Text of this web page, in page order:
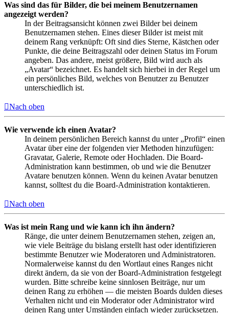
Was sind das für Bilder, die bei meinem Benutzernamen
angezeigt werden?
In der Beitragsansicht können zwei Bilder bei deinem
Benutzernamen stehen. Eines dieser Bilder ist meist mit
deinem Rang verknüpft: Oft sind dies Sterne, Kästchen oder
Punkte, die deine Beitragszahl oder deinen Status im Forum
angeben. Das andere, meist größere, Bild wird auch als
„Avatar“ bezeichnet. Es handelt sich hierbei in der Regel um
ein persönliches Bild, welches von Benutzer zu Benutzer
unterschiedlich ist.
Nach oben
Wie verwende ich einen Avatar?
In deinem persönlichen Bereich kannst du unter „Profil“ einen
Avatar über eine der folgenden vier Methoden hinzufügen:
Gravatar, Galerie, Remote oder Hochladen. Die Board-
Administration kann bestimmen, ob und wie die Benutzer
Avatare benutzen können. Wenn du keinen Avatar benutzen
kannst, solltest du die Board-Administration kontaktieren.
Nach oben
Was ist mein Rang und wie kann ich ihn ändern?
Ränge, die unter deinem Benutzernamen stehen, zeigen an,
wie viele Beiträge du bislang erstellt hast oder identifizieren
bestimmte Benutzer wie Moderatoren und Administratoren.
Normalerweise kannst du den Wortlaut eines Ranges nicht
direkt ändern, da sie von der Board-Administration festgelegt
wurden. Bitte schreibe keine sinnlosen Beiträge, nur um
deinen Rang zu erhöhen — die meisten Boards dulden dieses
Verhalten nicht und ein Moderator oder Administrator wird
deinen Rang unter Umständen einfach wieder zurücksetzen.